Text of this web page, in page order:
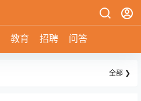
教育 招聘 问答
全部 ❯